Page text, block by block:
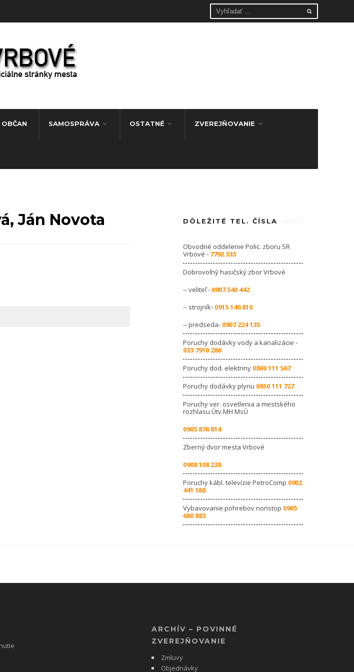
OBČAN SAMOSPRÁVA OSTATNÉ ZVEREJŇOVANIE
Ján Novota DÔLEŽITÉ TEL. ČÍSLA
Obvodné oddelenie Polic. zboru SR
Vrbové - 7792 333
Dobrovoľný hasičský zbor Vrbové
-- veliteľ - 0907 540 442
-- strojník- 0915 146 810
-- predseda- 0907 224 135
Poruchy dodávky vody a kanalizácie -
033 7910 286
Poruchy dod. elektriny 0800 111 567
Poruchy dodávky plynu 0850 111 727
Poruchy ver. osvetlenia a mestského
rozhlasu Útv.MH MsÚ
0905 876 814
Zberný dvor mesta Vrbové
0908 108 238
Poruchy kábl. televízie PetroComp 0902
441 588
Vybavovanie pohrebov nonstop 0905
680 883
ARCHÍV – POVINNÉ
ZVEREJŇOVANIE
Zmluvy
Objednávky